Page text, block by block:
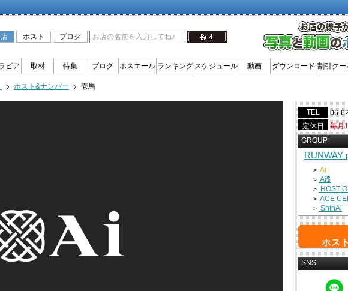
ホスト ブログ
ビア 取材 特集 ブログ ホスエール ランキング スケジュール 動画 ダウンロード 割引クー
ホスト&ナンバー 壱馬
TEL
06-
定休日
毎月
GROUP
RUNWAY
> Ai
> Ai$
> HOST
> ACE
> ShinAi
ホス
SNS